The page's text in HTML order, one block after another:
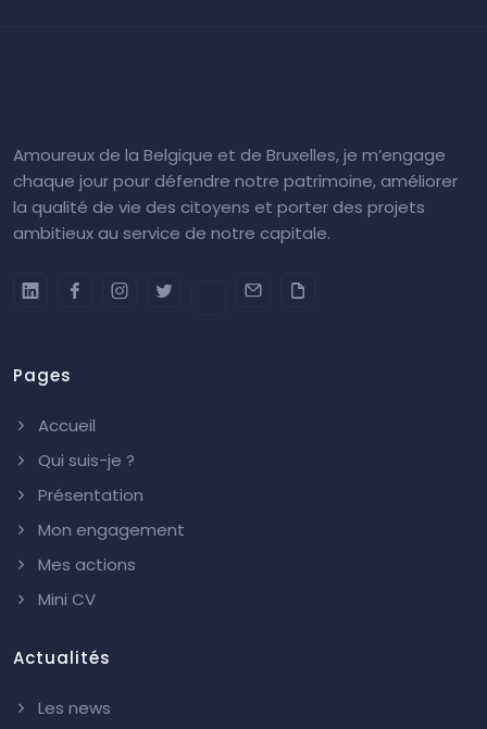
Amoureux de la Belgique et de Bruxelles, je m’engage
chaque jour pour défendre notre patrimoine, améliorer
la qualité de vie des citoyens et porter des projets
ambitieux au service de notre capitale.
Pages
Accueil
Qui suis-je ?
Présentation
Mon engagement
Mes actions
Mini CV
Actualités
Les news